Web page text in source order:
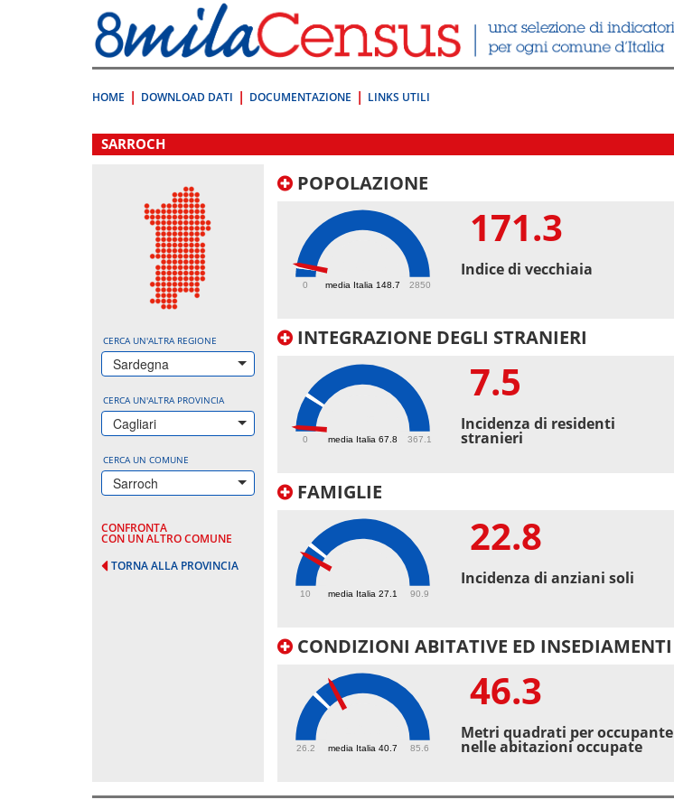
direttamente
a:
Contenuto
HOME DOWNLOAD DATI DOCUMENTAZIONE LINKS UTILI
.
SARROCH
CERCA UN'ALTRA REGIONE
Sardegna
CERCA UN'ALTRA PROVINCIA
Cagliari
CERCA UN COMUNE
Sarroch
CONFRONTA
CON UN ALTRO COMUNE
TORNA ALLA PROVINCIA
POPOLAZIONE
media Italia 148.7
0 2850
171.3
Indice di vecchiaia
INTEGRAZIONE DEGLI STRANIERI
media Italia 67.8
0 367.1
7.5
Incidenza di residenti
stranieri
FAMIGLIE
media Italia 27.1
10 90.9
22.8
Incidenza di anziani soli
CONDIZIONI ABITATIVE ED INSEDIAMENTI
media Italia 40.7
26.2 85.6
46.3
Metri quadrati per occupante
nelle abitazioni occupate